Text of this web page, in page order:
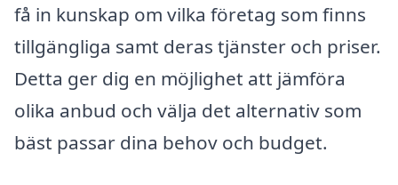
få in kunskap om vilka företag som finns
tillgängliga samt deras tjänster och priser.
Detta ger dig en möjlighet att jämföra
olika anbud och välja det alternativ som
bäst passar dina behov och budget.